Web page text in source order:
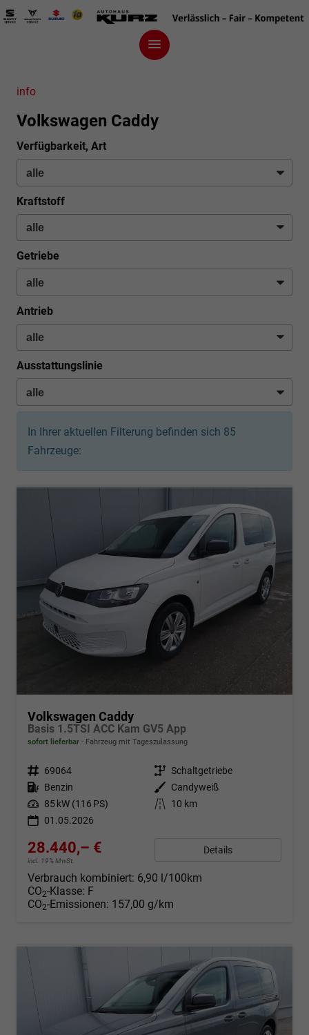
info
Volkswagen Caddy
Verfügbarkeit, Art
Kraftstoff
Getriebe
Antrieb
Ausstattungslinie
In Ihrer aktuellen Filterung befinden sich 85
Fahrzeuge:
Volkswagen Caddy
Basis 1.5TSI ACC Kam GV5 App
sofort lieferbar Fahrzeug mit Tageszulassung
Fahrzeugnr. 69064 Getriebe Schaltgetriebe
Kraftstoff Benzin Außenfarbe
Candyweiß
Leistung 85 kW (116 PS) Kilometerstand
10 km
01.05.2026
28.440,– €
incl. 19% MwSt.
Details
Verbrauch kombiniert: 6,90 l/100km
CO2-Klasse: F
CO2-Emissionen: 157,00 g/km